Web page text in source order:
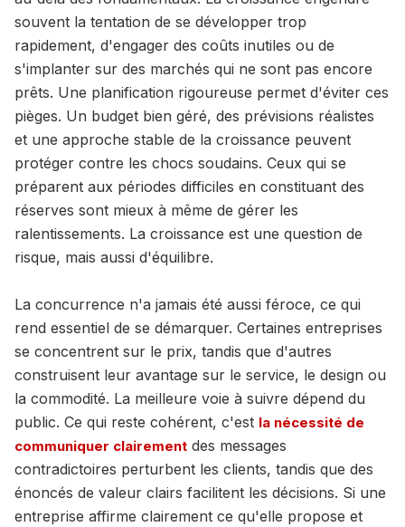
souvent la tentation de se développer trop
rapidement, d'engager des coûts inutiles ou de
s'implanter sur des marchés qui ne sont pas encore
prêts. Une planification rigoureuse permet d'éviter ces
pièges. Un budget bien géré, des prévisions réalistes
et une approche stable de la croissance peuvent
protéger contre les chocs soudains. Ceux qui se
préparent aux périodes difficiles en constituant des
réserves sont mieux à même de gérer les
ralentissements. La croissance est une question de
risque, mais aussi d'équilibre.
La concurrence n'a jamais été aussi féroce, ce qui
rend essentiel de se démarquer. Certaines entreprises
se concentrent sur le prix, tandis que d'autres
construisent leur avantage sur le service, le design ou
la commodité. La meilleure voie à suivre dépend du
public. Ce qui reste cohérent, c'est la nécessité de
communiquer clairement des messages
contradictoires perturbent les clients, tandis que des
énoncés de valeur clairs facilitent les décisions. Si une
entreprise affirme clairement ce qu'elle propose et